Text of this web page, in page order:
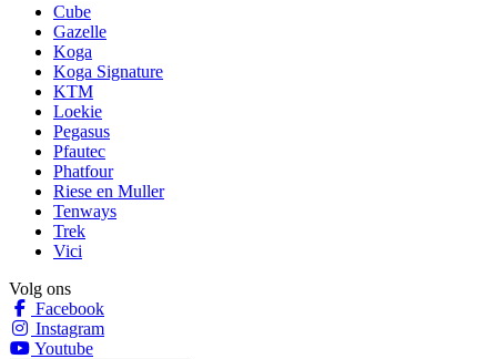
Cube
Gazelle
Koga
Koga Signature
KTM
Loekie
Pegasus
Pfautec
Phatfour
Riese en Muller
Tenways
Trek
Vici
Volg ons
Facebook
Instagram
Youtube